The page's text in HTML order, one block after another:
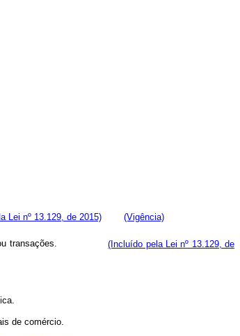
Lei nº 13.129, de 2015) (Vigência)
transações.
(Incluído pela Lei nº 13.129, de
de comércio.